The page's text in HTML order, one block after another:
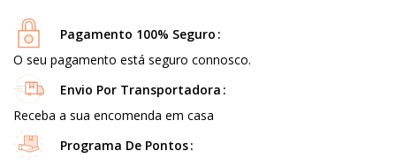
Pagamento 100% Seguro
O seu pagamento está seguro connosco.
Envio Por Transportadora
Receba a sua encomenda em casa
Programa De Pontos